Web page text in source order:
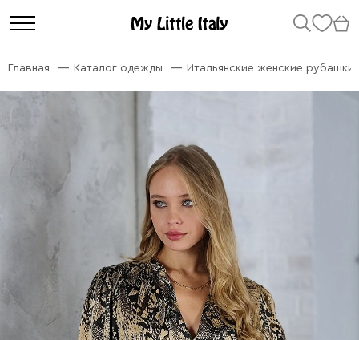
Главная Каталог одежды Итальянские женские рубашки